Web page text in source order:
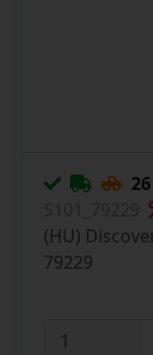
(HU)
79229